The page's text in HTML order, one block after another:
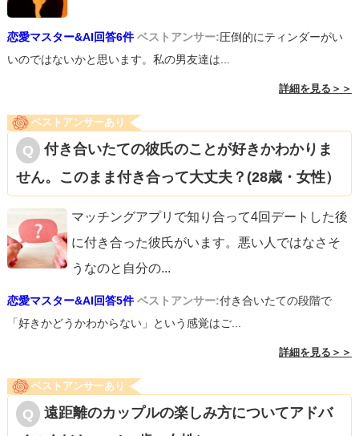
恋愛マスター&AI回答6件 ベストアンサー:圧倒的にティンダーがい
いのではないかと思います。私の男友達は...
詳細を見る＞＞
ベストアンサーあり
付き合いたての彼氏のことが好きかわかりま
せん。このまま付き合って大丈夫？(28歳・女性）
マッチングアプリで知り合って4回デートした後
に付き合った彼氏がいます。悪い人ではなさそ
うなのと自分の...
恋愛マスター&AI回答5件 ベストアンサー:付き合いたての段階で
「好きかどうかわからない」という感覚はご...
詳細を見る＞＞
ベストアンサーあり
遠距離のカップルの楽しみ方についてアドバ